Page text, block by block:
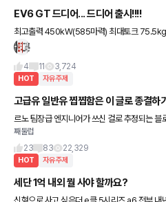
EV6 GT 드디어... 드디어 출시!!!!
최고출력 450kW(585마력) 최대토크
4 11 3,724
HOT 자유주제
고급유 일반유 찝찝함은 이 글로 종결하
르노 팀장급 엔지니어가 쓰신 걸로 추정되는 블로그를 찾
다만, 점화시기를 뒤로 미루면 그만큼 연소 효
연비는 1~2%
째둘럽
23
83 22,329
HOT 자유주제
세단 1억 내외 뭘 사야 할까요?